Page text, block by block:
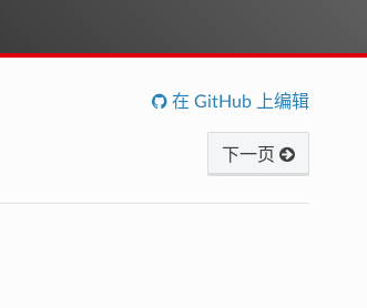
在 GitHub 上编辑
下一页